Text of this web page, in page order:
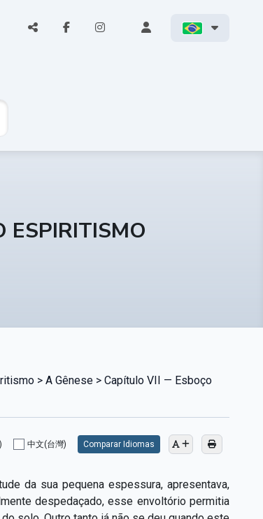
ESPIRITISMO
> A Gênese > Capítulo VII — Esboço
中文(台灣) Comparar Idiomas
da sua pequena espessura, apresentava,
despedaçado, esse envoltório permitia